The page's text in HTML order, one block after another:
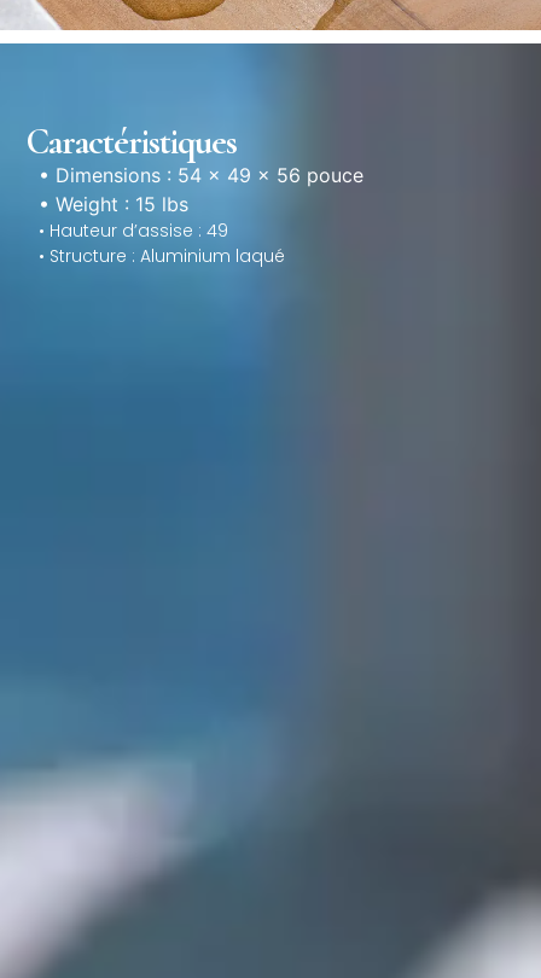
Caractéristiques
• Dimensions : 54 × 49 × 56 pouce
• Weight : 15 lbs
• Hauteur d’assise : 49
• Structure : Aluminium laqué